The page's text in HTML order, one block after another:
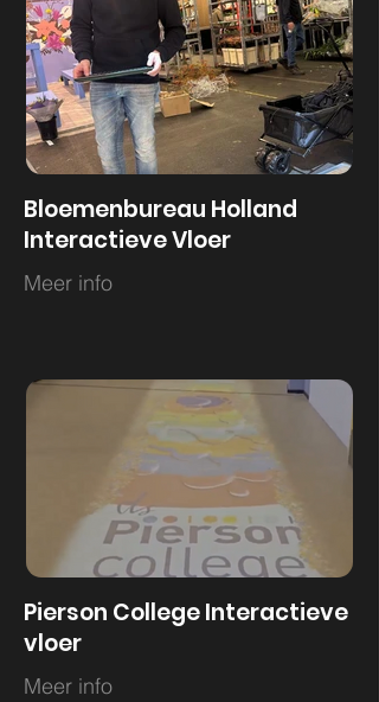
Bloemenbureau Holland
Interactieve Vloer
Meer info
Pierson College Interactieve
vloer
Meer info